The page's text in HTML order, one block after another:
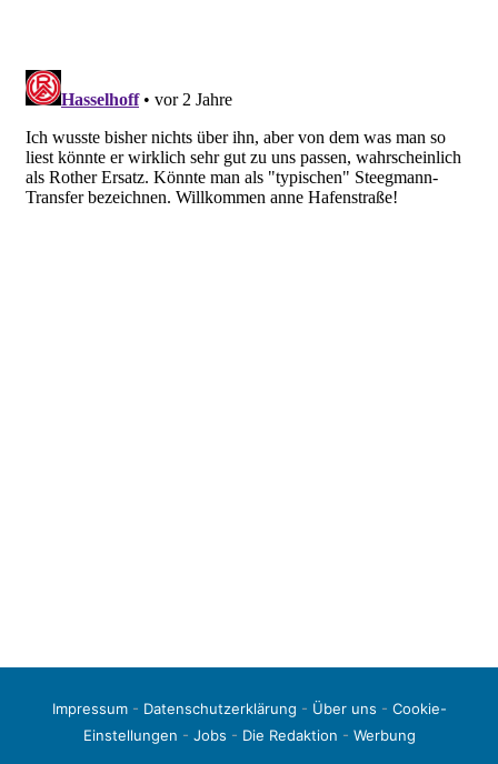
Impressum- Datenschutzerklärung - Über uns - Cookie-
Einstellungen - Jobs - Die Redaktion - Werbung